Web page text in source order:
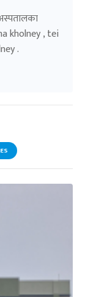
kholney , tei
.